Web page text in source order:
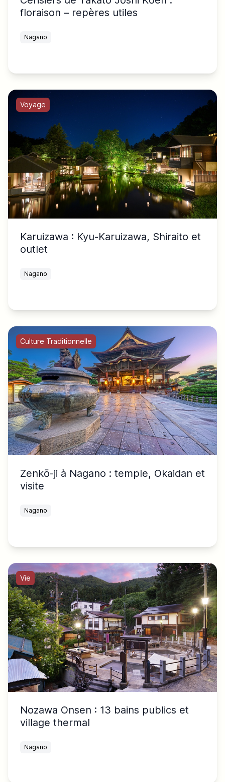
floraison – repères utiles
Nagano
Voyage
Karuizawa : Kyu-Karuizawa, Shiraito et
outlet
Nagano
Culture Traditionnelle
Zenkō-ji à Nagano : temple, Okaidan et
visite
Nagano
Vie
Nozawa Onsen : 13 bains publics et
village thermal
Nagano